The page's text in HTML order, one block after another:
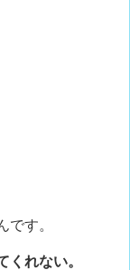
す。
くれない。